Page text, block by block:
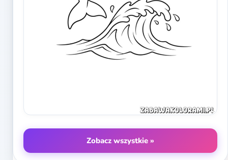
Zobacz wszystkie »